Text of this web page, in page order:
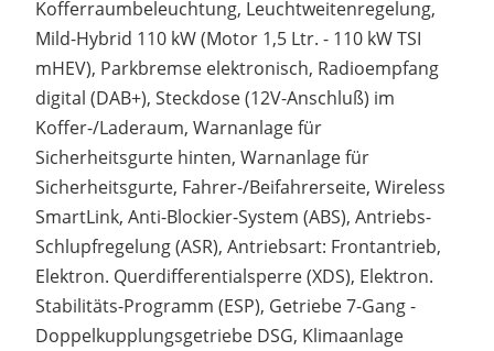
Kofferraumbeleuchtung, Leuchtweitenregelung,
Mild-Hybrid 110 kW (Motor 1,5 Ltr. - 110 kW TSI
mHEV), Parkbremse elektronisch, Radioempfang
digital (DAB+), Steckdose (12V-Anschluß) im
Koffer-/Laderaum, Warnanlage für
Sicherheitsgurte hinten, Warnanlage für
Sicherheitsgurte, Fahrer-/Beifahrerseite, Wireless
SmartLink, Anti-Blockier-System (ABS), Antriebs-
Schlupfregelung (ASR), Antriebsart: Frontantrieb,
Elektron. Querdifferentialsperre (XDS), Elektron.
Stabilitäts-Programm (ESP), Getriebe 7-Gang -
Doppelkupplungsgetriebe DSG, Klimaanlage